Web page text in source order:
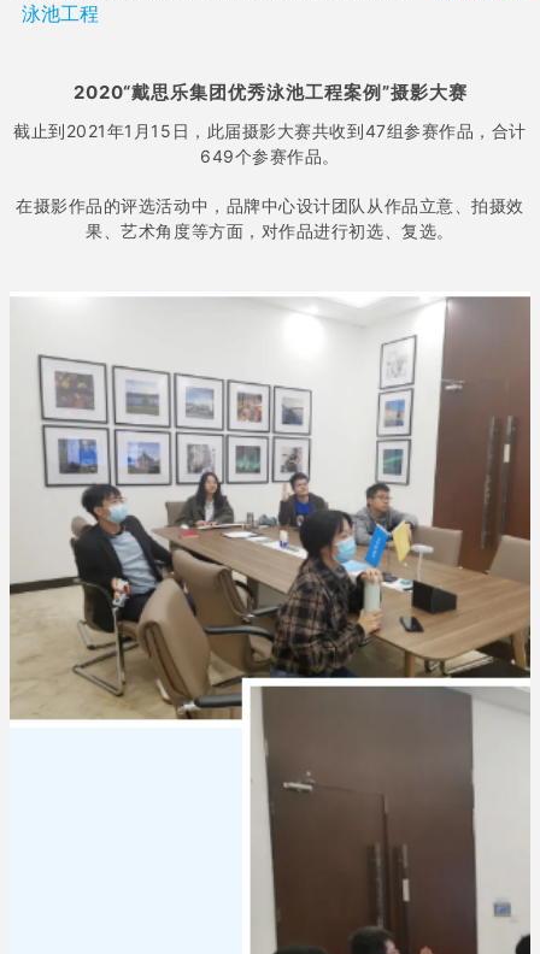
泳池工程
2020“戴思乐集团优秀泳池工程案例”摄影大赛
截止到2021年1月15日，此届摄影大赛共收到47组参赛作品，合计
649个参赛作品。
在摄影作品的评选活动中，品牌中心设计团队从作品立意、拍摄效
果、艺术角度等方面，对作品进行初选、复选。